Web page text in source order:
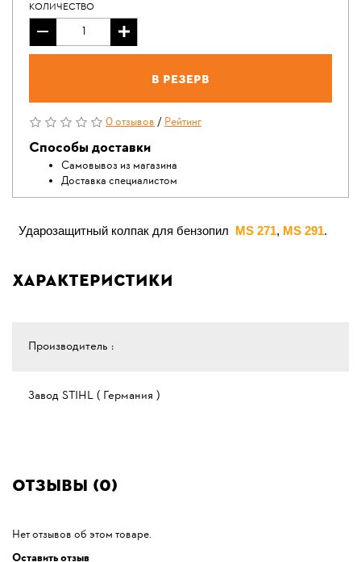
КОЛИЧЕСТВО
В резерв
0 отзывов/Рейтинг
Способы доставки
Самовывоз из магазина
Доставка специалистом
Ударозащитный колпак для бензопил MS 271, MS 291.
Характеристики
Производитель :
Завод STIHL ( Германия )
Отзывы (0)
Нет отзывов об этом товаре.
Оставить отзыв